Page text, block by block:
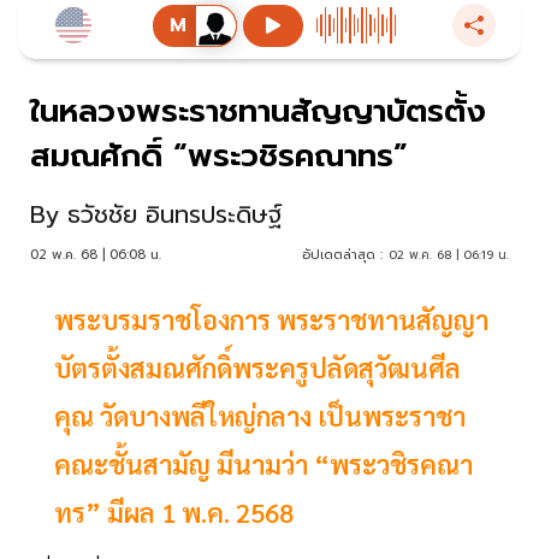
ในหลวงพระราชทานสัญญาบัตรตั้ง
สมณศักดิ์ “พระวชิรคณาทร”
By ธวัชชัย อินทรประดิษฐ์
02 พ.ค. 68 | 06:08 น. อัปเดตล่าสุด : 02 พ.ค. 68 | 06:19 น.
พระบรมราชโองการ พระราชทานสัญญา
บัตรตั้งสมณศักดิ์พระครูปลัดสุวัฒนศีล
คุณ วัดบางพลีใหญ่กลาง เป็นพระราชา
คณะชั้นสามัญ มีนามว่า “พระวชิรคณา
ทร” มีผล 1 พ.ค. 2568